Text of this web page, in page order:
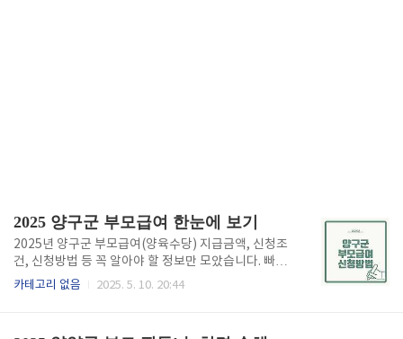
2025 양구군 부모급여 한눈에 보기
2025년 양구군 부모급여(양육수당) 지급금액, 신청조
건, 신청방법 등 꼭 알아야 할 정보만 모았습니다. 빠르
게 부모급여 확인하시려면 아래 버튼을 눌러보세요. 20
카테고리 없음 2025. 5. 10. 20:44